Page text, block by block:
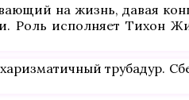
на жизнь, давая
Роль исполняет Тихон
трубадур.